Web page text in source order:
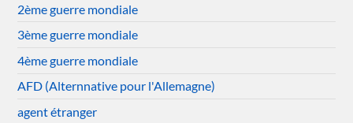
2ème guerre mondiale
3ème guerre mondiale
4ème guerre mondiale
AFD (Alternnative pour l'Allemagne)
agent étranger